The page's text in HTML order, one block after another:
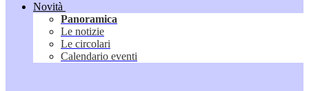
Novità
Panoramica
Le notizie
Le circolari
Calendario eventi